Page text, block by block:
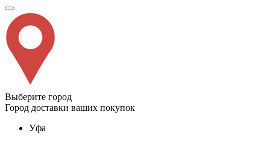
Выберите город
Город доставки ваших покупок
Уфа